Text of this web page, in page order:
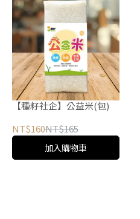
【種籽社企】公益米(包)
NT$160NT$165
加入購物車